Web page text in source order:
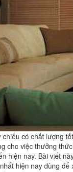
có chất lượng
cho việc thưởng
hiện nay. Bài viết
hiện nay dùng